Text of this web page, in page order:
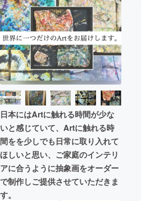
アート・写真
テクノロジー・ガジェット
映像・映画
ビジネス・起業
まちづくり・地域活性化
CAMPFIRE for Social Good
CAMPFIREふるさと納税machi-ya
日本にはArtに触れる時間が少な
いと感じていて、Artに触れる時
間をを少しでも日常に取り入れて
ほしいと思い、ご家庭のインテリ
アに合うように抽象画をオーダー
で制作しご提供させていただきま
す。